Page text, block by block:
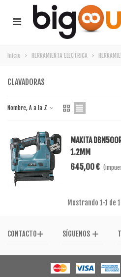
Inicio > HERRAMIENTA ELECTRICA >
CLAVADORAS
Nombre, A a la Z
MAKITA
1.2MM
645,00 €
Mostrando 1-1 de
CONTACTO SÍGUENOS